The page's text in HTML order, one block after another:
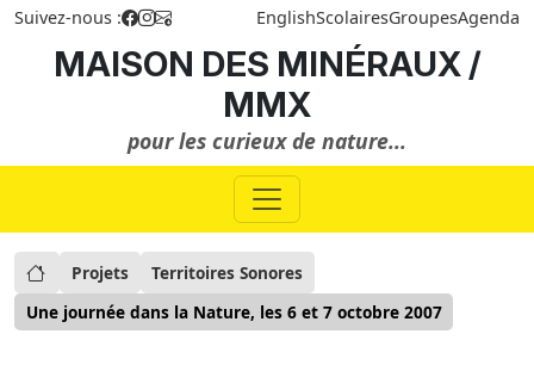
Suivez-nous : EnglishScolairesGroupesAgenda
MAISON DES MINÉRAUX /
MMX
pour les curieux de nature...
Projets
Territoires Sonores
Une journée dans la Nature, les 6 et 7 octobre 2007